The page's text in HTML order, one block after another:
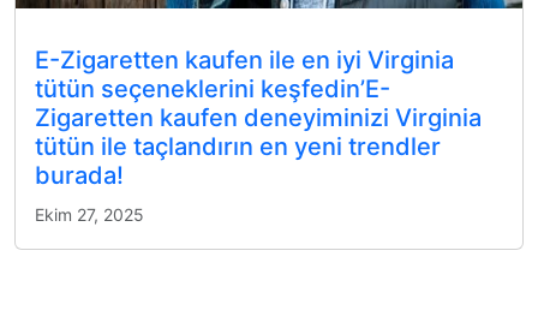
E-Zigaretten kaufen ile en iyi Virginia
tütün seçeneklerini keşfedin’E-
Zigaretten kaufen deneyiminizi Virginia
tütün ile taçlandırın en yeni trendler
burada!
Ekim 27, 2025